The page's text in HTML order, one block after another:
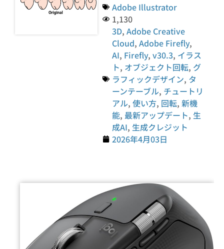
Adobe Illustrator
1,130
3D,Adobe Creative
Cloud,Adobe Firefly,
AI, Firefly,v30.3, イラス
ト, オブジェクト回転, グ
ラフィックデザイン, タ
ーンテーブル, チュートリ
アル,使い方, 回転,新機
能,最新アップデート, 生
成AI, 生成クレジット
2026年4月03日